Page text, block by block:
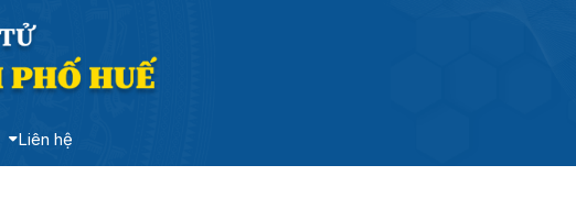
Liên hệ